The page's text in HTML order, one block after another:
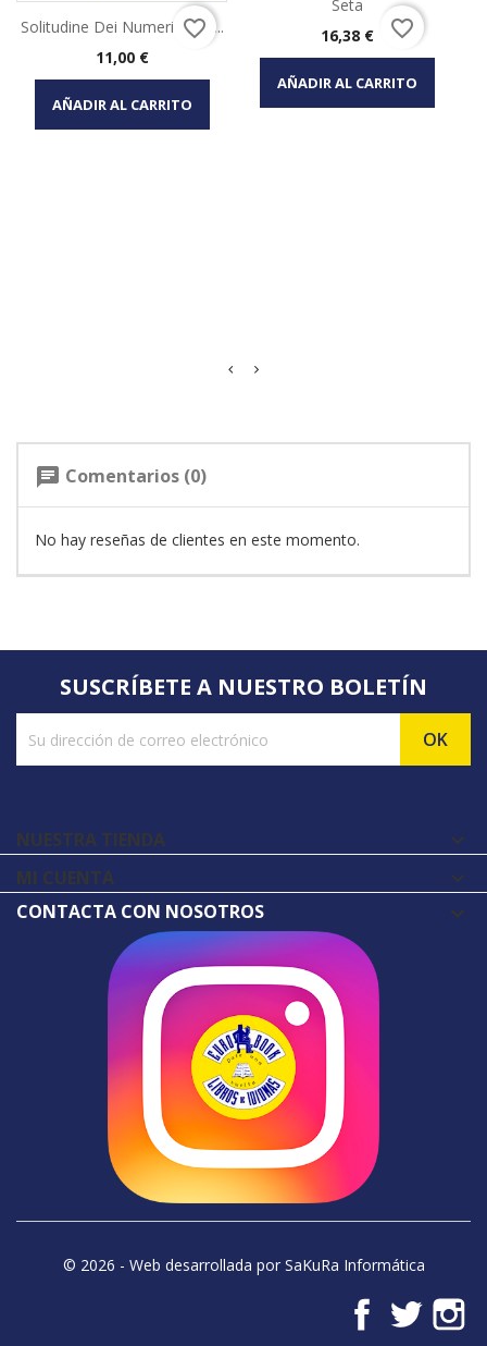
Solitudine Dei Numeri Primi...
Precio
11,00 €
AÑADIR AL CARRITO
favorite_border
Seta
Precio
16,38 €
AÑADIR AL CARRITO
favorite_border
chat Comentarios (0)
No hay reseñas de clientes en este momento.
SUSCRÍBETE A NUESTRO BOLETÍN
NUESTRA TIENDA 
MI CUENTA 
CONTACTA CON NOSOTROS
© 2026 - Web desarrollada por SaKuRa Informática